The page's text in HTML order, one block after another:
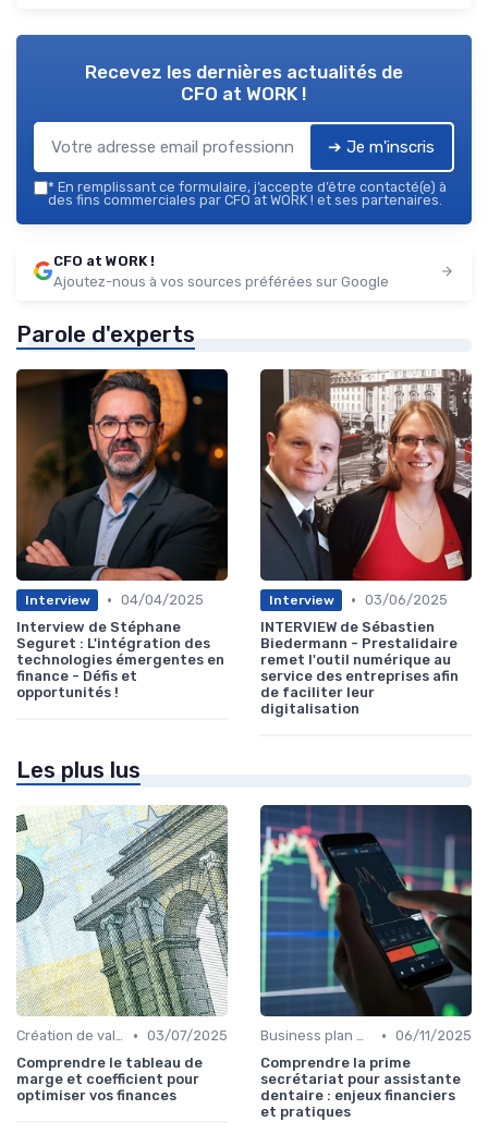
Recevez les dernières actualités de
CFO at WORK !
➔ Je m'inscris
* En remplissant ce formulaire, j’accepte d’être contacté(e) à
des fins commerciales par CFO at WORK ! et ses partenaires.
CFO at WORK !
Ajoutez-nous à vos sources préférées sur Google
Parole d'experts
Interview • 04/04/2025
Interview de Stéphane
Seguret : L'intégration des
technologies émergentes en
finance - Défis et
opportunités !
Interview • 03/06/2025
INTERVIEW de Sébastien
Biedermann - Prestalidaire
remet l'outil numérique au
service des entreprises afin
de faciliter leur
digitalisation
Les plus lus
Création de valeur & rentabilité • 03/07/2025
Comprendre le tableau de
marge et coefficient pour
optimiser vos finances
Business plan & modélisation financière • 06/11/2025
Comprendre la prime
secrétariat pour assistante
dentaire : enjeux financiers
et pratiques